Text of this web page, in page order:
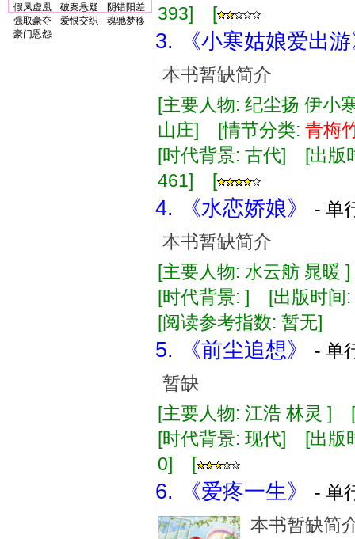
假凤虚凰
破案悬疑
阴错阳差
强取豪夺
爱恨交织
魂驰梦移
豪门恩怨
393] [
3. 《小寒姑娘爱出
本书暂缺简介
[主要人物: 纪尘扬 伊小
山庄] [情节分类: 青梅
[时代背景: 古代] [出
461] [
4. 《水恋娇娘》
- 单
本书暂缺简介
[主要人物: 水云舫 晁
[时代背景: ] [出版时
[阅读参考指数: 暂无]
5. 《前尘追想》
- 单
暂缺
[主要人物: 江浩 林灵 ]
[时代背景: 现代] [出
0] [
6. 《爱疼一生》
- 单
本书暂缺简